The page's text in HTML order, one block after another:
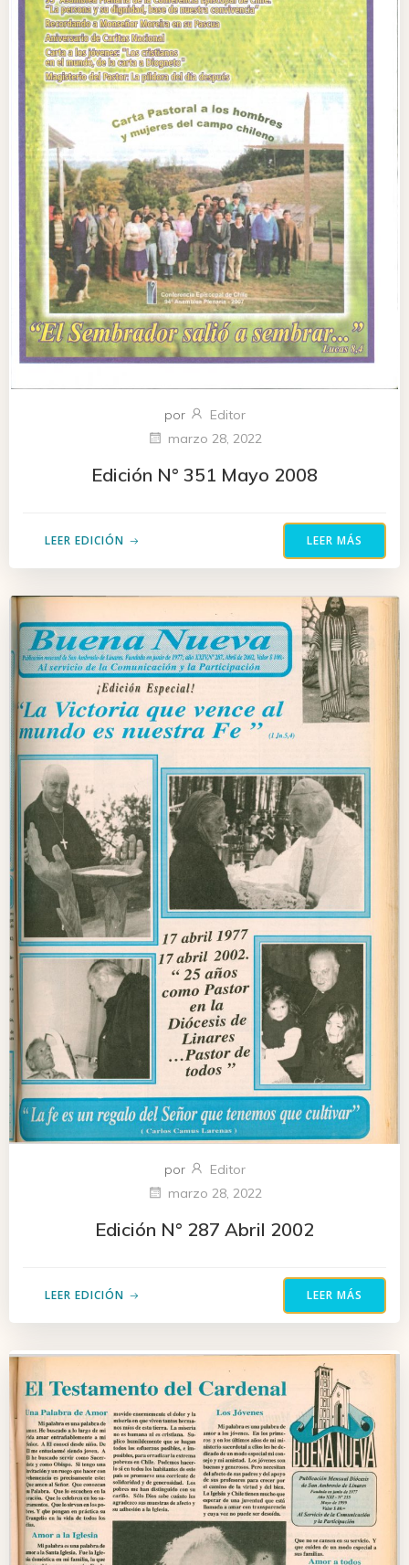
por
Editor
marzo 28, 2022
Edición N° 351 Mayo 2008
LEER EDICIÓN LEER MÁS
por
Editor
marzo 28, 2022
Edición N° 287 Abril 2002
LEER EDICIÓN LEER MÁS